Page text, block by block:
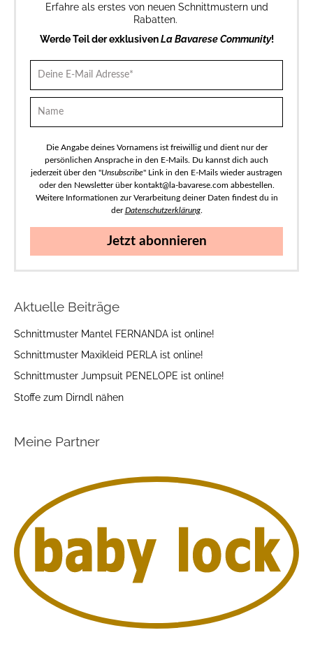
Erfahre als erstes von neuen Schnittmustern und
Rabatten.
Werde Teil der exklusivenLa Bavarese Community!
Die Angabe deines Vornamens ist freiwillig und dient nur der
persönlichen Ansprache in den E-Mails. Du kannst dich auch
jederzeit über den "Unsubscribe" Link in den E-Mails wieder austragen
oder den Newsletter über kontakt@la-bavarese.com abbestellen.
Weitere Informationen zur Verarbeitung deiner Daten findest du in
derDatenschutzerklärung.
Jetzt abonnieren
Aktuelle Beiträge
Schnittmuster Mantel FERNANDA ist online!
Schnittmuster Maxikleid PERLA ist online!
Schnittmuster Jumpsuit PENELOPE ist online!
Stoffe zum Dirndl nähen
Meine Partner